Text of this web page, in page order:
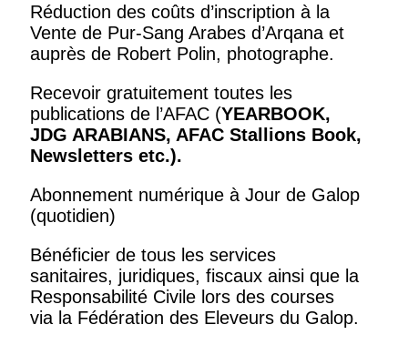
Réduction des coûts d’inscription à la
Vente de Pur-Sang Arabes d’Arqana et
auprès de Robert Polin, photographe.
Recevoir gratuitement toutes les
publications de l’AFAC (YEARBOOK,
JDG ARABIANS, AFAC Stallions Book,
Newsletters etc.).
Abonnement numérique à Jour de Galop
(quotidien)
Bénéficier de tous les services
sanitaires, juridiques, fiscaux ainsi que la
Responsabilité Civile lors des courses
via la Fédération des Eleveurs du Galop.